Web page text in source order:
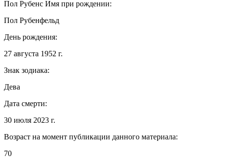
Пол Рубенс Имя при рождении:
Пол Рубенфельд
День рождения:
27 августа 1952 г.
Знак зодиака:
Дева
Дата смерти:
30 июля 2023 г.
Возраст на момент публикации данного материала:
70